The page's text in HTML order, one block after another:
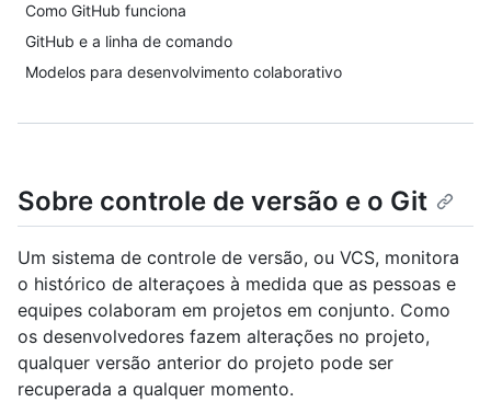
Como GitHub funciona
GitHub e a linha de comando
Modelos para desenvolvimento colaborativo
Sobre controle de versão e o Git
Um sistema de controle de versão, ou VCS, monitora
o histórico de alteraçoes à medida que as pessoas e
equipes colaboram em projetos em conjunto. Como
os desenvolvedores fazem alterações no projeto,
qualquer versão anterior do projeto pode ser
recuperada a qualquer momento.